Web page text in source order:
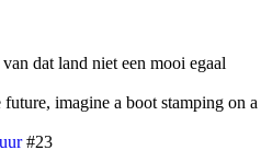
dat land niet een mooi egaal
imagine a boot stamping on a
#23